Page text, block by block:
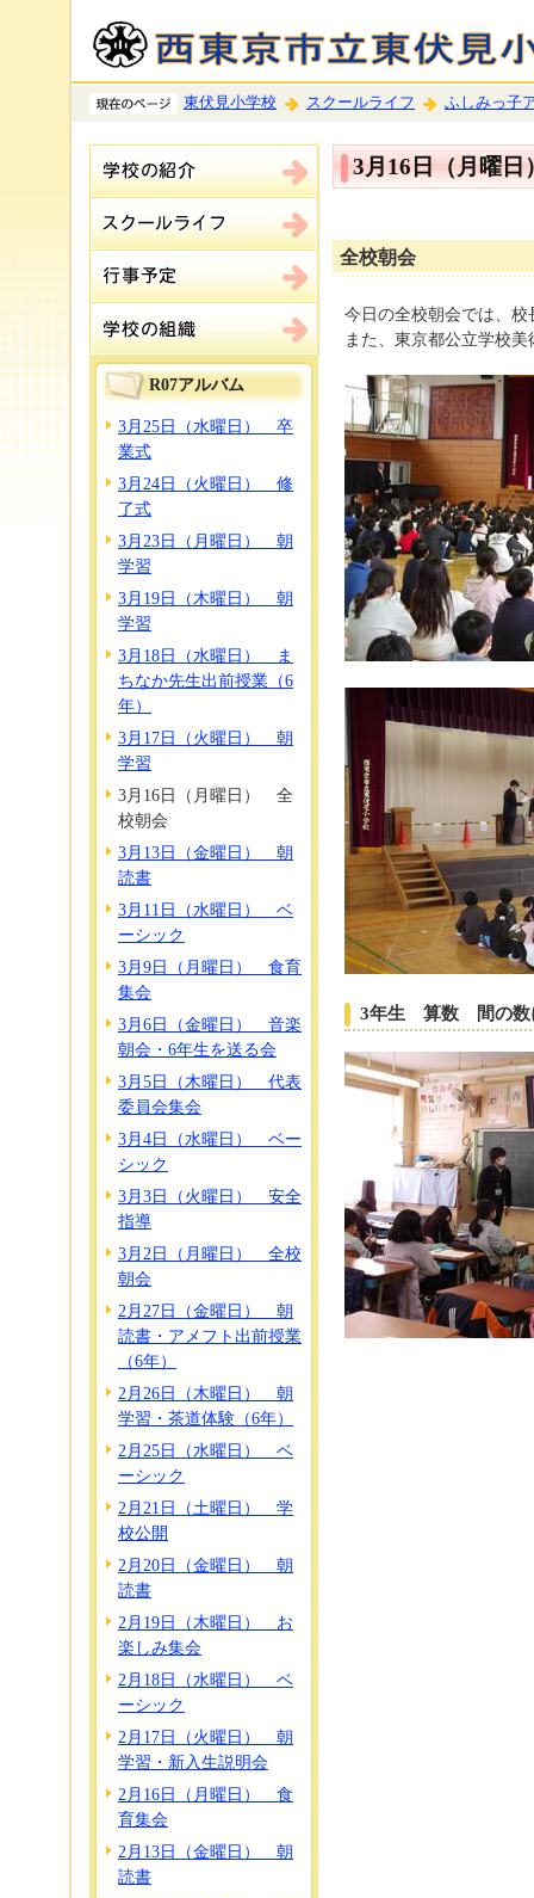
東伏見小学校 スクールライフ ふしみっ子
R07アルバム
3月25日（水曜日） 卒
業式
3月24日（火曜日） 修
了式
3月23日（月曜日） 朝
学習
3月19日（木曜日） 朝
学習
3月18日（水曜日） ま
ちなか先生出前授業（6
年）
3月17日（火曜日） 朝
学習
3月16日（月曜日） 全
校朝会
3月13日（金曜日） 朝
読書
3月11日（水曜日） ベ
ーシック
3月9日（月曜日） 食育
集会
3月6日（金曜日） 音楽
朝会・6年生を送る会
3月5日（木曜日） 代表
委員会集会
3月4日（水曜日） ベー
シック
3月3日（火曜日） 安全
指導
3月2日（月曜日） 全校
朝会
2月27日（金曜日） 朝
読書・アメフト出前授業
（6年）
2月26日（木曜日） 朝
学習・茶道体験（6年）
2月25日（水曜日） ベ
ーシック
2月21日（土曜日） 学
校公開
2月20日（金曜日） 朝
読書
2月19日（木曜日） お
楽しみ集会
2月18日（水曜日） ベ
ーシック
2月17日（火曜日） 朝
学習・新入生説明会
2月16日（月曜日） 食
育集会
2月13日（金曜日） 朝
読書
3月16日（月曜
全校朝会
今日の全校朝会では、
また、東京都公立学校
3年生 算数 間の数